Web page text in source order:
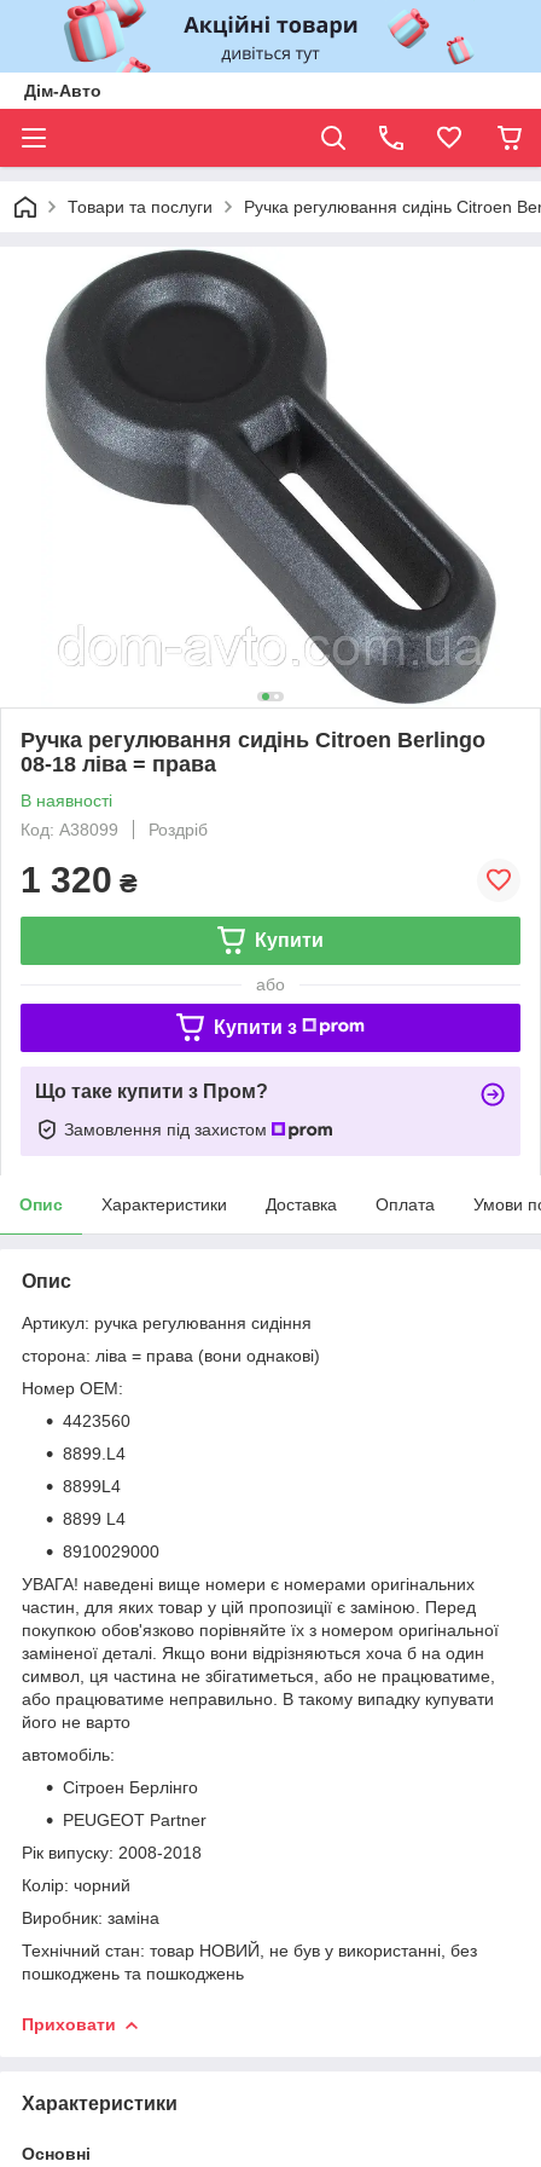
Дім-Авто
Товари та послуги Ручка регулювання сидінь Citroen
Ручка регулювання сидінь Citroen Berlingo
08-18 ліва = права
В наявності
Код: A38099
Роздріб
1 320 ₴
Купити
або
Купити з
Що таке купити з Пром?
Замовлення під захистом
Опис Характеристики Доставка Оплата Умови
Опис
Артикул: ручка регулювання сидіння
сторона: ліва = права (вони однакові)
Номер OEM:
4423560
8899.L4
8899L4
8899 L4
8910029000
УВАГА! наведені вище номери є номерами оригінальних
частин, для яких товар у цій пропозиції є заміною. Перед
покупкою обов'язково порівняйте їх з номером оригінальної
заміненої деталі. Якщо вони відрізняються хоча б на один
символ, ця частина не збігатиметься, або не працюватиме,
або працюватиме неправильно. В такому випадку купувати
його не варто
автомобіль:
Сітроен Берлінго
PEUGEOT Partner
Рік випуску: 2008-2018
Колір: чорний
Виробник: заміна
Технічний стан: товар НОВИЙ, не був у використанні, без
пошкоджень та пошкоджень
Приховати
Характеристики
Основні